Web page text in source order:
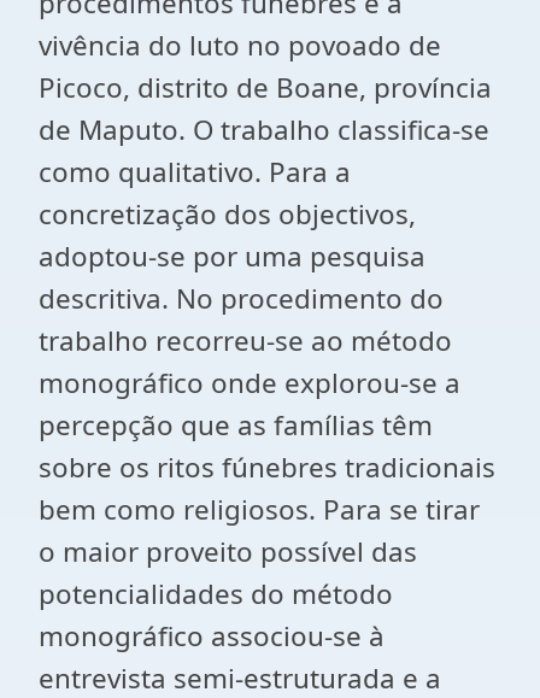
vivência do luto no povoado de
Picoco, distrito de Boane, província
de Maputo. O trabalho classifica-se
como qualitativo. Para a
concretização dos objectivos,
adoptou-se por uma pesquisa
descritiva. No procedimento do
trabalho recorreu-se ao método
monográfico onde explorou-se a
percepção que as famílias têm
sobre os ritos fúnebres tradicionais
bem como religiosos. Para se tirar
o maior proveito possível das
potencialidades do método
monográfico associou-se à
entrevista semi-estruturada e a